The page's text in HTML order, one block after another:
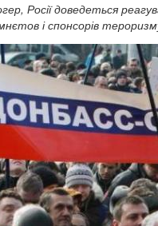
Росії доведеться
і спонсорів